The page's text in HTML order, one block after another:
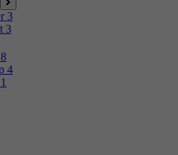
3
3
8
4
1